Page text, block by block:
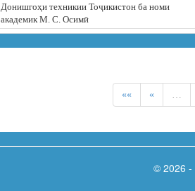
Донишгоҳи техникии Тоҷикистон ба номи
академик М. С. Осимӣ
«« « …
© 2026 -